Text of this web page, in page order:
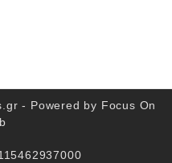
- Powered by Focus On